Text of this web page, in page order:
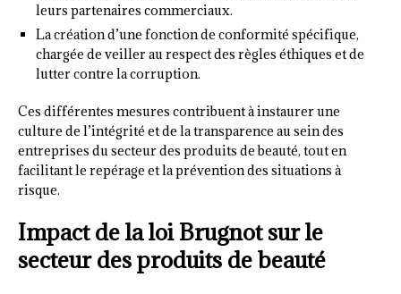
leurs partenaires commerciaux.
La création d’une fonction de conformité spécifique,
chargée de veiller au respect des règles éthiques et de
lutter contre la corruption.
Ces différentes mesures contribuent à instaurer une
culture de l’intégrité et de la transparence au sein des
entreprises du secteur des produits de beauté, tout en
facilitant le repérage et la prévention des situations à
risque.
Impact de la loi Brugnot sur le
secteur des produits de beauté